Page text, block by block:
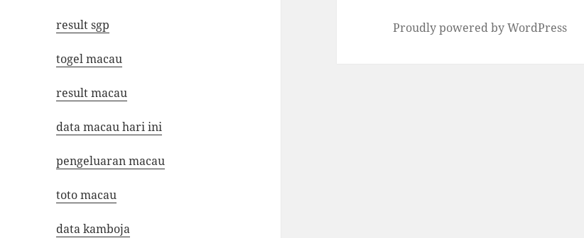
result sgp
togel macau
result macau
data macau hari ini
pengeluaran macau
toto macau
data kamboja
Proudly powered by WordPress